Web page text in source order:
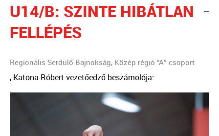
U14/B: SZINTE HIBÁTLAN
FELLÉPÉS
Regionális Serdülő Bajnokság, Közép régió “A” csoport
, Katona Róbert vezetőedző beszámolója: